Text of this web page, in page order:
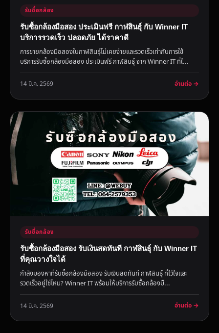
รับซื้อกล้อง
รับซื้อกล้องมือสอง ประเมินฟรี กาฬสินธุ์ กับ Winner IT
บริการรวดเร็ว ปลอดภัย ได้ราคาดี
การขายกล้องมือสองในกาฬสินธุ์ไม่เคยง่ายและรวดเร็วเท่ากับการใช้
บริการรับซื้อกล้องมือสอง ประเมินฟรี กาฬสินธุ์ จาก Winner IT ที่ใ...
14 มี.ค. 2569 อ่านต่อ →
รับซื้อกล้อง
รับซื้อกล้องมือสอง รับเงินสดทันที กาฬสินธุ์ กับ Winner IT
ที่คุณวางใจได้
กำลังมองหาที่รับซื้อกล้องมือสอง รับเงินสดทันที กาฬสินธุ์ ที่ไว้ใจและ
รวดเร็วอยู่ใช่ไหม? Winner IT พร้อมให้บริการรับซื้อกล้องมื...
14 มี.ค. 2569 อ่านต่อ →